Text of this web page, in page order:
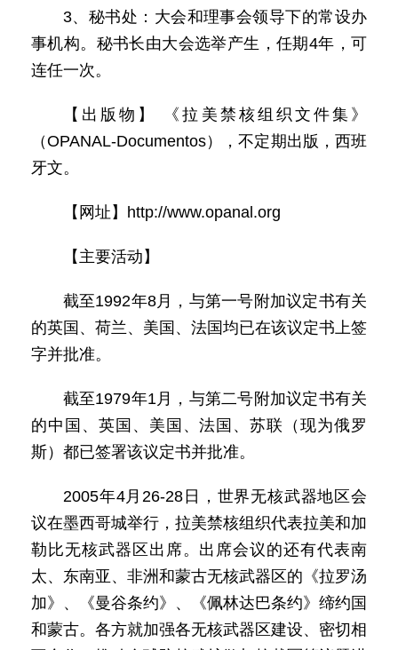
3、秘书处：大会和理事会领导下的常设办
事机构。秘书长由大会选举产生，任期4年，可
连任一次。
【出版物】 《拉美禁核组织文件集》
（OPANAL-Documentos），不定期出版，西班
牙文。
【网址】http://www.opanal.org
【主要活动】
截至1992年8月，与第一号附加议定书有关
的英国、荷兰、美国、法国均已在该议定书上签
字并批准。
截至1979年1月，与第二号附加议定书有关
的中国、英国、美国、法国、苏联（现为俄罗
斯）都已签署该议定书并批准。
2005年4月26-28日，世界无核武器地区会
议在墨西哥城举行，拉美禁核组织代表拉美和加
勒比无核武器区出席。出席会议的还有代表南
太、东南亚、非洲和蒙古无核武器区的《拉罗汤
加》、《曼谷条约》、《佩林达巴条约》缔约国
和蒙古。各方就加强各无核武器区建设、密切相